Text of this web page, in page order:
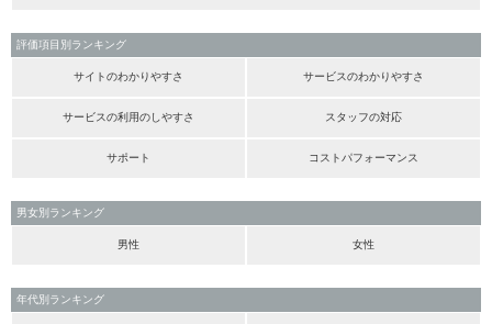
評価項目別ランキング
サイトのわかりやすさ サービスのわかりやすさ
サービスの利用のしやすさ スタッフの対応
サポート コストパフォーマンス
男女別ランキング
男性 女性
年代別ランキング